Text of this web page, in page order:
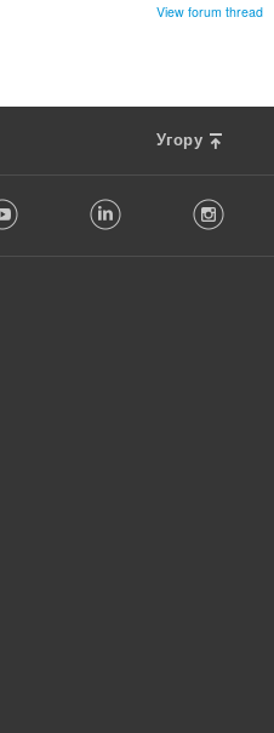
View forum thread
Угору
Youtube LinkedIn